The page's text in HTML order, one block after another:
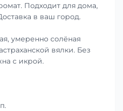
Подходит для дома,
в ваш город.
умеренно солёная
вялки. Без
с икрой.